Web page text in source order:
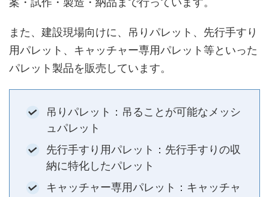
また、建設現場向けに、吊りパレット、先行手すり
用パレット、キャッチャー専用パレット等といった
パレット製品を販売しています。
吊りパレット：吊ることが可能なメッシ
ュパレット
先行手すり用パレット：先行手すりの収
納に特化したパレット
キャッチャー専用パレット：キャッチャ